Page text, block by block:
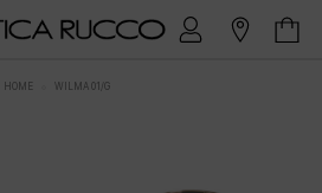
HOME WILMA 01/G